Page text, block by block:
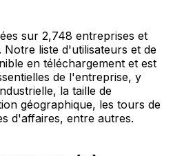
sur 2,748 entreprises et
Notre liste d'utilisateurs et de
en téléchargement et est
de l'entreprise, y
la taille de
géographique, les tours de
d'affaires, entre autres.